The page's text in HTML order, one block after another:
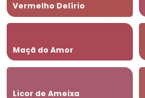
Vermelho Delírio
Maçã do Amor
Licor de Ameixa